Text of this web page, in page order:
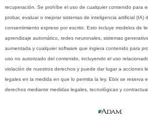
recuperación. Se prohíbe el uso de cualquier contenido para
probar, evaluar o mejorar sistemas de inteligencia artificial (IA)
consentimiento expreso por escrito. Esto incluye modelos de
aprendizaje automático, redes neuronales, sistemas
aumentada y cualquier software que ingiera contenido para
uso no autorizado del contenido, incluyendo el uso
violación de nuestros derechos y puede dar lugar a acciones
legales en la medida en que lo permita la ley. Ebix se reserva
derechos mediante medidas legales, tecnológicas y